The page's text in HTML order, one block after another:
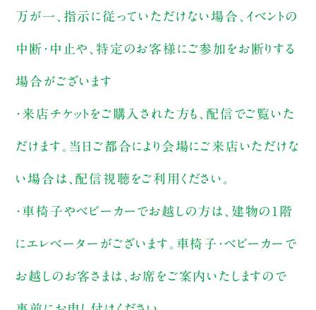
万が一、指示に従っていただけない場合、イベントの
中断・中止や、特定のお客様にご参加をお断りする
場合がございます
・来店チケットをご購入された方も、配信でご覧いた
だけます。当日ご都合により会場にご来店いただけな
い場合は、配信視聴をご利用ください。
・車椅子やベビーカーでお越しの方は、建物の1階
にエレベーターがございます。車椅子・ベビーカーで
お越しのお客さまは、お席をご案内いたしますので